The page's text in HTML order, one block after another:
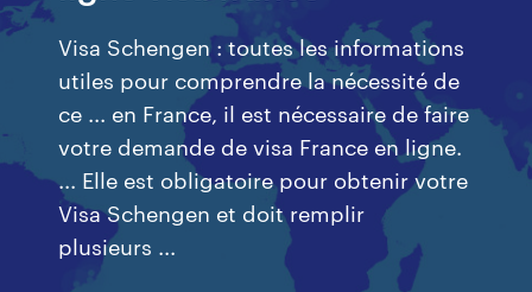
Visa Schengen : toutes les informations
utiles pour comprendre la nécessité de
ce ... en France, il est nécessaire de faire
votre demande de visa France en ligne.
... Elle est obligatoire pour obtenir votre
Visa Schengen et doit remplir
plusieurs ...